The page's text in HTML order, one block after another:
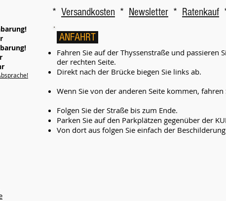
* Versandkosten * Newsletter * Ratenkauf
ANFAHRT
Fahren Sie auf der Thyssenstraße und passieren
der rechten Seite.
Direkt nach der Brücke biegen Sie links ab.
Wenn Sie von der anderen Seite kommen,
Folgen Sie der Straße bis zum Ende.
Parken Sie auf den Parkplätzen gegenüber der
Von dort aus folgen Sie einfach der